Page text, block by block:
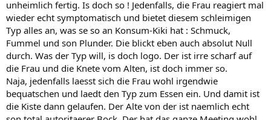
unheimlich fertig. Is doch so ! Jedenfalls, die Frau reagiert mal
wieder echt symptomatisch und bietet diesem schleimigen
Typ alles an, was se so an Konsum-Kiki hat : Schmuck,
Fummel und son Plunder. Die blickt eben auch absolut Null
durch. Was der Typ will, is doch logo. Der ist irre scharf auf
die Frau und die Knete vom Alten, ist doch immer so.
Naja, jedenfalls laesst sich die Frau wohl irgendwie
bequatschen und laedt den Typ zum Essen ein. Und damit ist
die Kiste dann gelaufen. Der Alte von der ist naemlich echt